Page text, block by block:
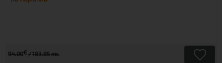
94.00€ 183.85 лв.